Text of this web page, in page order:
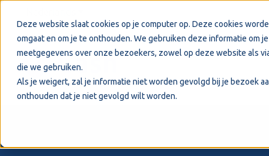
Deze website slaat cookies op je computer op. Deze cookies
omgaat en om je te onthouden. We gebruiken deze informatie om
meetgegevens over onze bezoekers, zowel op deze website als
die we gebruiken.
Als je weigert, zal je informatie niet worden gevolgd bij je bezoek
onthouden dat je niet gevolgd wilt worden.